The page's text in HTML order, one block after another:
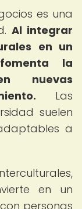
es una
Al integrar
en un
la
nuevas
Las
suelen
a
en un
personas